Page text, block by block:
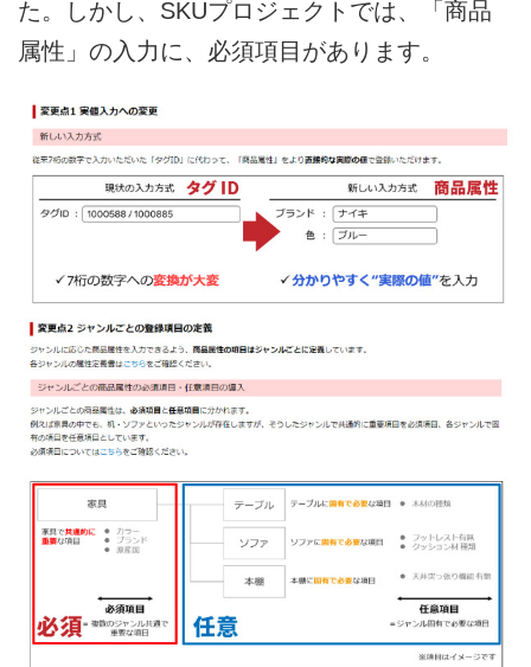
た。しかし、SKUプロジェクトでは、「商品
属性」の入力に、必須項目があります。